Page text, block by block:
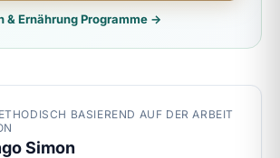
& Ernährung Programme →
BASIEREND AUF DER ARBEIT
Simon